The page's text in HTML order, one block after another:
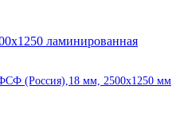
(Россия),18 мм, 2500x1250 мм